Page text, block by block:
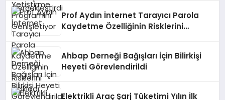
Prof Aydın İnternet Tarayıcı Parola
Kaydetme Özelliğinin Risklerini
Ahbap Derneği Bağışları İçin Bilirkişi
Heyeti Görevlendirildi
Elektrikli Araç Şarj Tüketimi Yılın İlk